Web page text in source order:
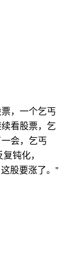
，一个乞丐
看股票，乞
会，乞丐
钝化，
股要涨了。”